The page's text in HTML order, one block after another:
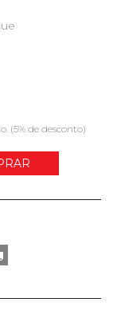
(5% de desconto)